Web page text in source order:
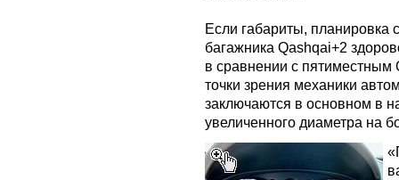
Если габариты, планировка
багажника Qashqai+2
в сравнении с пятиместным
точки зрения механики
заключаются в основном в
увеличенного диаметра на